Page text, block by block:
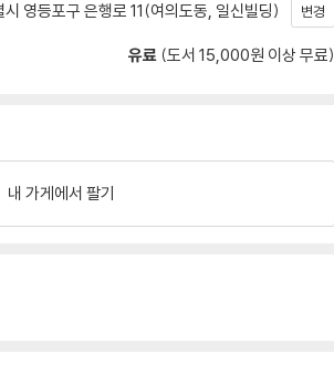
시 영등포구 은행로 11(여의도동, 일신빌딩) 변경
유료 (도서 15,000원 이상 무료)
내 가게에서 팔기